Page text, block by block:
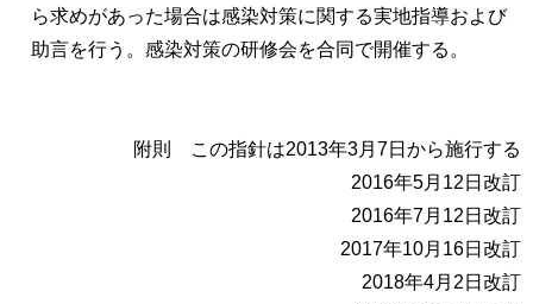
ら求めがあった場合は感染対策に関する実地指導および
助言を行う。感染対策の研修会を合同で開催する。
附則 この指針は2013年3月7日から施行する
2016年5月12日改訂
2016年7月12日改訂
2017年10月16日改訂
2018年4月2日改訂